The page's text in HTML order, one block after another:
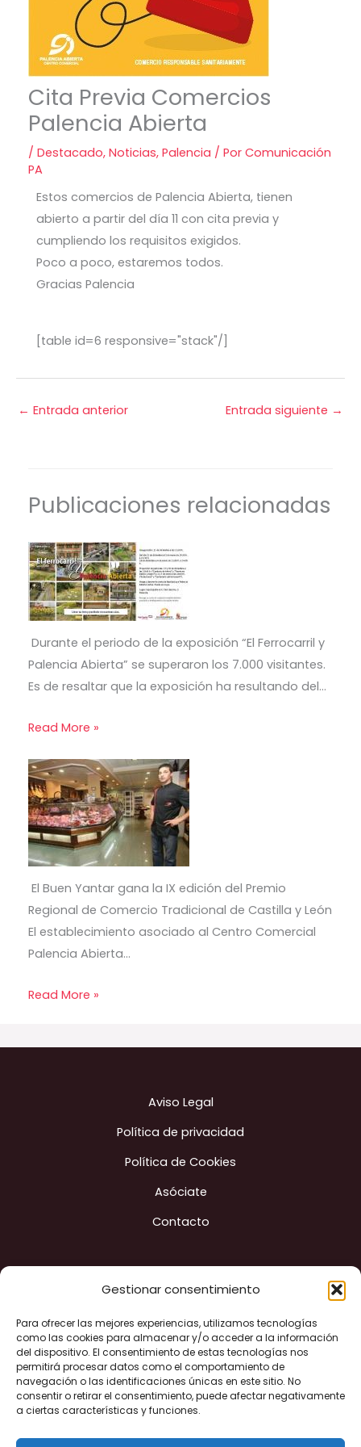
Gestionar consentimiento
Para ofrecer las mejores experiencias, utilizamos tecnologías
como las cookies para almacenar y/o acceder a la información
del dispositivo. El consentimiento de estas tecnologías nos
permitirá procesar datos como el comportamiento de
navegación o las identificaciones únicas en este sitio. No
consentir o retirar el consentimiento, puede afectar negativamente
a ciertas características y funciones.
Cita Previa Comercios
Palencia Abierta
/ Destacado, Noticias, Palencia / Por Comunicación
PA
Estos comercios de Palencia Abierta, tienen
abierto a partir del día 11 con cita previa y
cumpliendo los requisitos exigidos.
Poco a poco, estaremos todos.
Gracias Palencia
[table id=6 responsive="stack"/]
← Entrada anterior Entrada siguiente →
Publicaciones relacionadas
Durante el periodo de la exposición “El Ferrocarril y
Palencia Abierta” se superaron los 7.000 visitantes.
Es de resaltar que la exposición ha resultando del…
Read More »
El Buen Yantar gana la IX edición del Premio
Regional de Comercio Tradicional de Castilla y León
El establecimiento asociado al Centro Comercial
Palencia Abierta…
Read More »
Aviso Legal
Política de privacidad
Política de Cookies
Asóciate
Contacto
Construyendo ciudad
"Financiado por la Unión Europea - Next Generation EU"